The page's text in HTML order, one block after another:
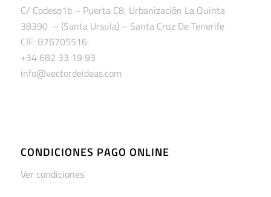
C/ Codeso1b – Puerta C8, Urbanización La Quinta
38390 – (Santa Ursula) – Santa Cruz De Tenerife
CIF: B76705516.
+34 682 33 19 93
info@vectordeideas.com
CONDICIONES PAGO ONLINE
Ver condiciones